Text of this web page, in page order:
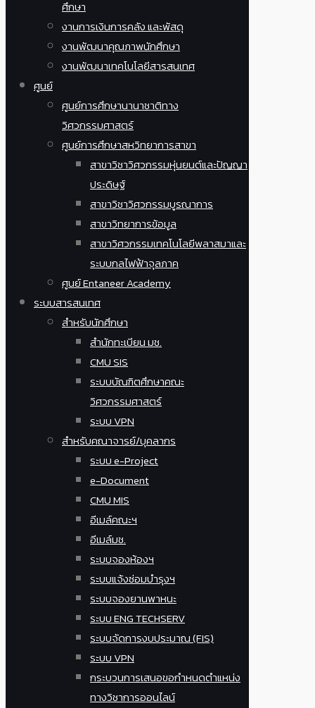
ศึกษา
งานการเงินการคลัง และพัสดุ
งานพัฒนาคุณภาพนักศึกษา
งานพัฒนาเทคโนโลยีสารสนเทศ
ศูนย์
ศูนย์การศึกษานานาชาติทาง
วิศวกรรมศาสตร์
ศูนย์การศึกษาสหวิทยาการสาขา
สาขาวิชาวิศวกรรมหุ่นยนต์และปัญญา
ประดิษฐ์
สาขาวิชาวิศวกรรมบูรณาการ
สาขาวิทยาการข้อมูล
สาขาวิศวกรรมเทคโนโลยีพลาสมาและ
ระบบกลไฟฟ้าจุลภาค
ศูนย์ Entaneer Academy
ระบบสารสนเทศ
สำหรับนักศึกษา
สำนักทะเบียน มช.
CMU SIS
ระบบบัณฑิตศึกษาคณะ
วิศวกรรมศาสตร์
ระบบ VPN
สำหรับคณาจารย์/บุคลากร
ระบบ e-Project
e-Document
CMU MIS
อีเมล์คณะฯ
อีเมล์มช.
ระบบจองห้องฯ
ระบบแจ้งซ่อมบำรุงฯ
ระบบจองยานพาหนะ
ระบบ ENG TECHSERV
ระบบจัดการงบประมาณ (FIS)
ระบบ VPN
กระบวนการเสนอขอกำหนดตำแหน่ง
ทางวิชาการออนไลน์